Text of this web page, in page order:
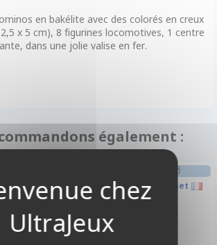
en bakélite avec des colorés en creux
x 5 cm), 8 figurines locomotives, 1 centre
dans une jolie valise en fer.
également :
FRIANDISES & BOISSONS
Friandise - Haribo Sachet